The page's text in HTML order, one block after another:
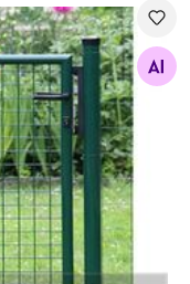
Otsi sarnaseid